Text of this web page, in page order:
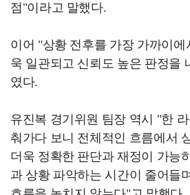
점"이라고 말했다.
이어 "상황 전후를 가장 가까이에
욱 일관되고 신뢰도 높은 판정을
였다.
유진복 경기위원 팀장 역시 "한
춰가다 보니 전체적인 흐름에서
더욱 정확한 판단과 재정이 가능
과 상황 파악하는 시간이 줄어들